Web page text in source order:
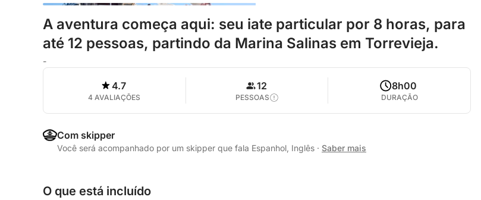
A aventura começa aqui: seu iate particular por 8 horas, para
até 12 pessoas, partindo da Marina Salinas em Torrevieja.
-
4.7
4 AVALIAÇÕES
12
PESSOAS
8h00
DURAÇÃO
Com skipper
Você será acompanhado por um skipper que fala Espanhol, Inglês · Saber mais
O que está incluído